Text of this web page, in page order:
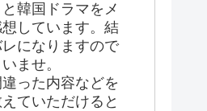
韓国ドラマをメ
しています。結
になりますので
ませ。
った内容などを
ていただけると